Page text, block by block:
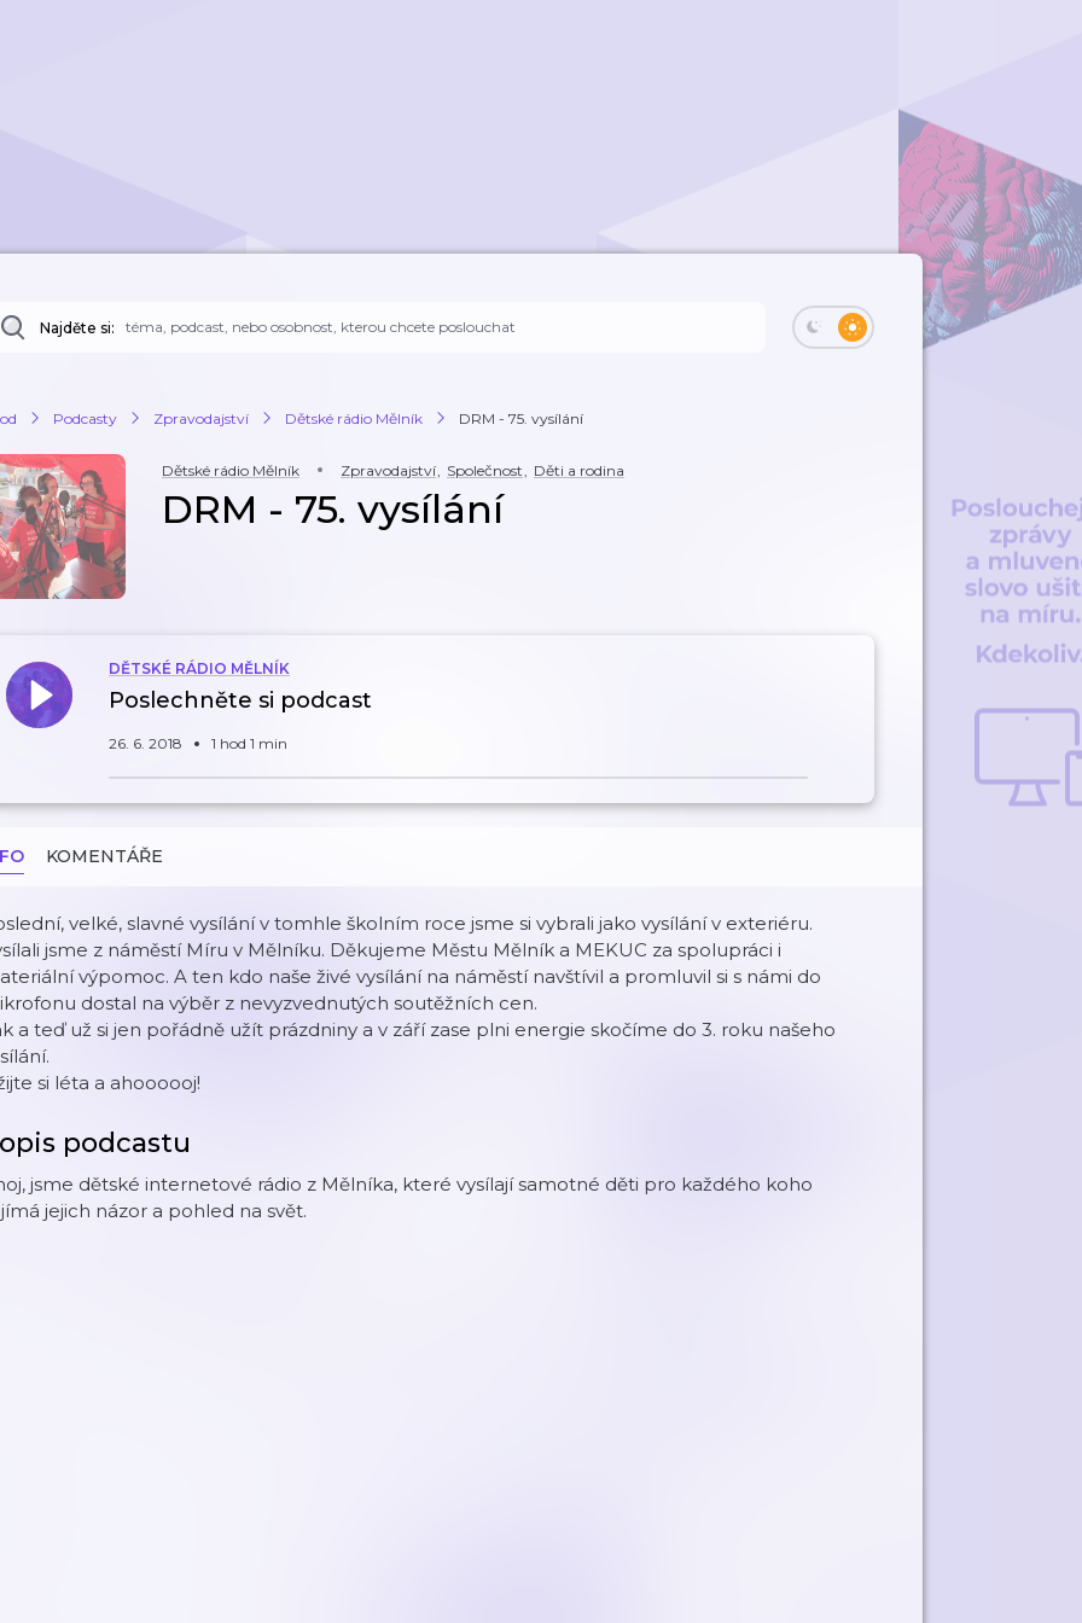
Najděte si:
Podcasty Zpravodajství Dětské rádio Mělník DRM - 75. vysílání
Dětské rádio Mělník Zpravodajství, Společnost, Děti a rodina
DRM - 75. vysílání
DĚTSKÉ RÁDIO MĚLNÍK
Poslechněte si podcast
26. 6. 2018 1 hod 1 min
KOMENTÁŘE
velké, slavné vysílání v tomhle školním roce jsme si vybrali jako vysílání v exteriéru.
jsme z náměstí Míru v Mělníku. Děkujeme Městu Mělník a MEKUC za spolupráci i
výpomoc. A ten kdo naše živé vysílání na náměstí navštívil a promluvil si s námi do
dostal na výběr z nevyzvednutých soutěžních cen.
a teď už si jen pořádně užít prázdniny a v září zase plni energie skočíme do 3. roku našeho
si léta a ahoooooj!
podcastu
jsme dětské internetové rádio z Mělníka, které vysílají samotné děti pro každého koho
jejich názor a pohled na svět.